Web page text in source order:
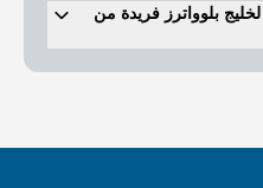
بلوواترز فريدة من